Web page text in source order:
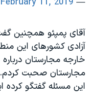
آقای پمپئو همچنین
آزادی کشورهای این
خارجه مجارستان
مجارستان صحبت کردم.
این مسئله گفتگو کرده